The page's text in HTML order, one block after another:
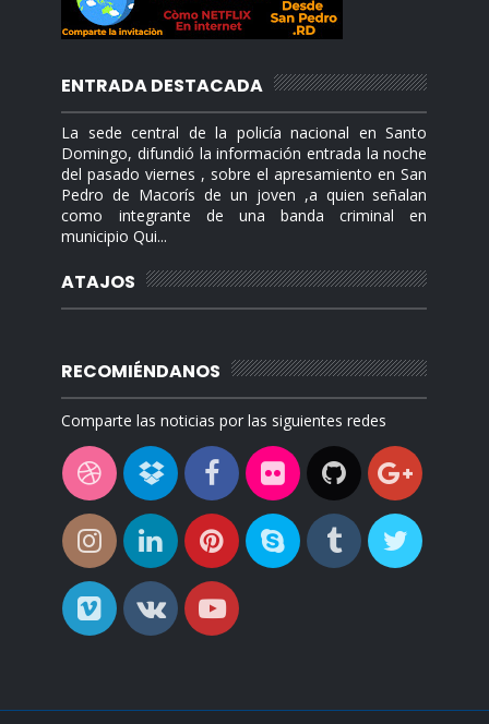
ENTRADA DESTACADA
La sede central de la policía nacional en Santo
Domingo, difundió la información entrada la noche
del pasado viernes , sobre el apresamiento en San
Pedro de Macorís de un joven ,a quien señalan
como integrante de una banda criminal en
municipio Qui...
ATAJOS
RECOMIÉNDANOS
Comparte las noticias por las siguientes redes